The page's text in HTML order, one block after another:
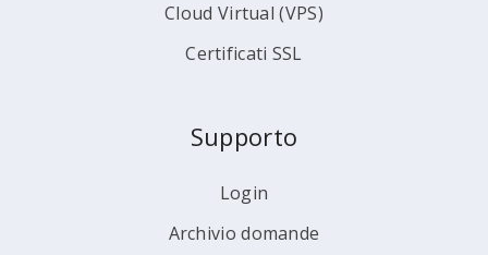
Cloud Virtual (VPS)
Certificati SSL
Supporto
Login
Archivio domande